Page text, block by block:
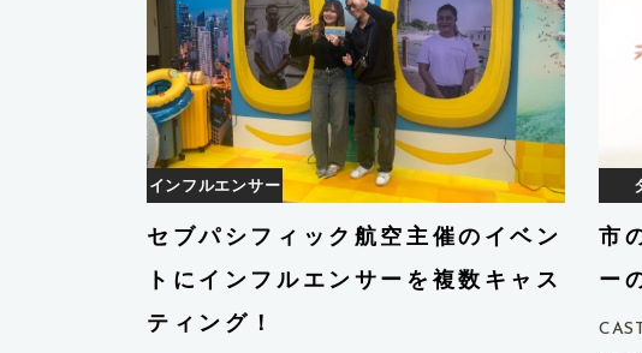
インフルエンサー
セブパシフィック航空主催のイベン
トにインフルエンサーを複数キャス
ティング！
市
ー